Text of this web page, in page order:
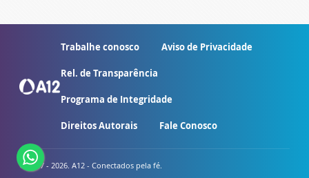
Trabalhe conosco Aviso de Privacidade
Rel. de Transparência
Programa de Integridade
Direitos Autorais Fale Conosco
© 2007 - 2026. A12 - Conectados pela fé.